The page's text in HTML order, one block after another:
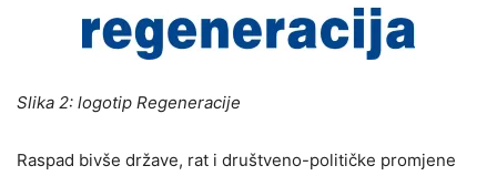
Slika 2: logotip Regeneracije
Raspad bivše države, rat i društveno-političke promjene